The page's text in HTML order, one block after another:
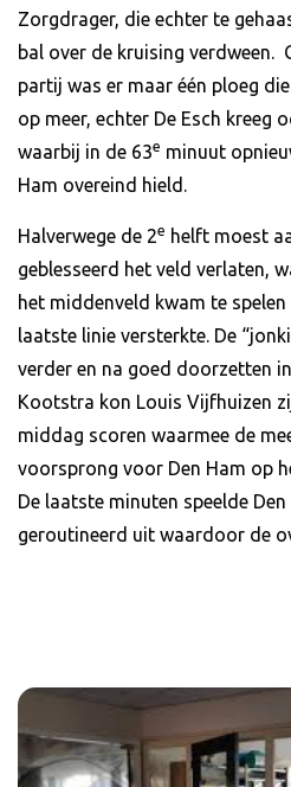
Zorgdrager, die echter te
bal over de kruising verdween.
partij was er maar één ploeg
op meer, echter De Esch kreeg
waarbij in de 63e minuut
Ham overeind hield.
Halverwege de 2e helft moest
geblesseerd het veld verlaten,
het middenveld kwam te
laatste linie versterkte. De
verder en na goed doorzetten
Kootstra kon Louis Vijfhuizen
middag scoren waarmee de
voorsprong voor Den Ham op
De laatste minuten speelde
geroutineerd uit waardoor de